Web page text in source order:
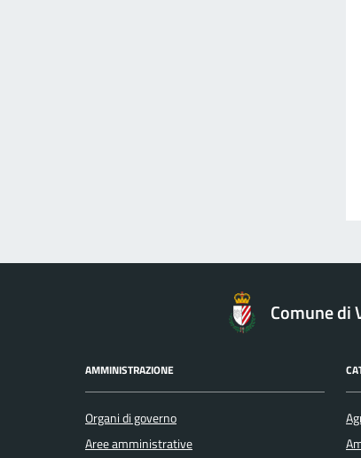
Comune di
AMMINISTRAZIONE
Organi di governo
Aree amministrative